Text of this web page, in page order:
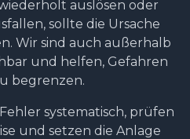
auslösen oder
sollte die Ursache
Wir sind auch außerhalb
und helfen, Gefahren
begrenzen.
systematisch, prüfen
und setzen die Anlage